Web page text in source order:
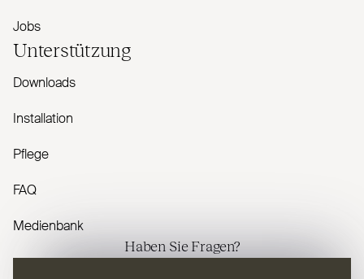
Jobs
Unterstützung
Downloads
Installation
Pflege
FAQ
Medienbank
Haben Sie Fragen?